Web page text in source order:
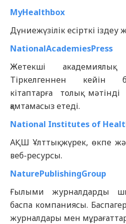
MyHealthbox
Дүниежүзілік есірткі іздеу
NationalAcademiesPress
Жетекші академиялық
Тіркелгеннен кейін
кітаптарға толық мәтінді
қамтамасыз етеді.
National Institutes of
АҚШ Ұлттық жүрек, өкпе
веб-ресурсы.
NaturePublishingGroup
Ғылыми журналдарды
баспа компаниясы.
журналдары мен